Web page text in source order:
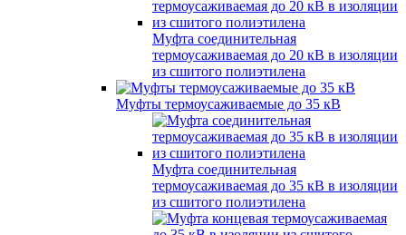
Муфта соединительная
термоусаживаемая до 20 кВ в изоляции
из сшитого полиэтилена
Муфты термоусаживаемые до 35 кВ
Муфта соединительная
термоусаживаемая до 35 кВ в изоляции
из сшитого полиэтилена